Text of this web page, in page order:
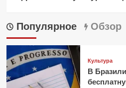
Популярное Обзор
Культура
В